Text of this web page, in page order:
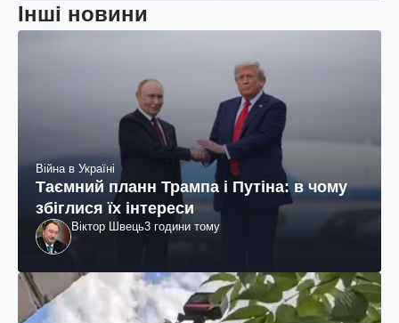
Інші новини
Війна в Україні
Таємний планн Трампа і Путіна: в чому
збіглися їх інтереси
Віктор Швець3 години тому